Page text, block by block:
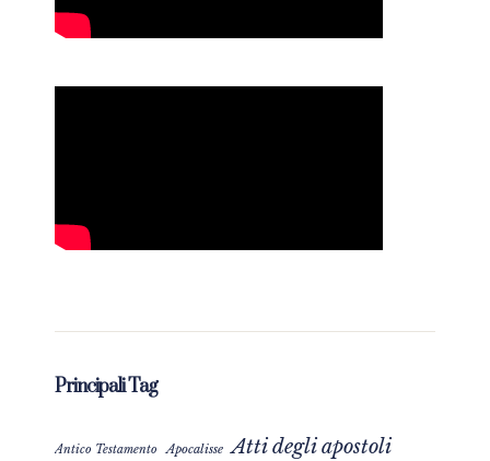
Principali Tag
Antico Testamento Apocalisse Atti degli apostoli